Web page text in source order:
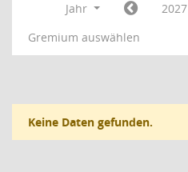
Jahr
2027
Gremium auswählen
Keine Daten gefunden.